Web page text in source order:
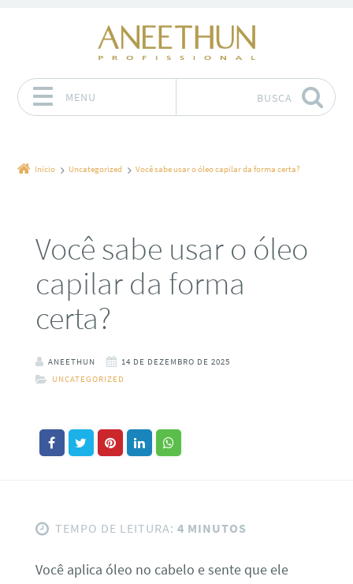
MENU BUSCA
Início Uncategorized Você sabe usar o óleo capilar da forma certa?
Você sabe usar o óleo
capilar da forma
certa?
ANEETHUN
14 DE DEZEMBRO DE 2025
UNCATEGORIZED
TEMPO DE LEITURA: 4 MINUTOS
Você aplica óleo no cabelo e sente que ele